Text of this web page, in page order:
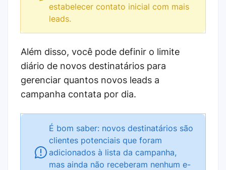
estabelecer contato inicial com mais
leads.
Além disso, você pode definir o limite
diário de novos destinatários para
gerenciar quantos novos leads a
campanha contata por dia.
É bom saber: novos destinatários são
clientes potenciais que foram
adicionados à lista da campanha,
mas ainda não receberam nenhum e-